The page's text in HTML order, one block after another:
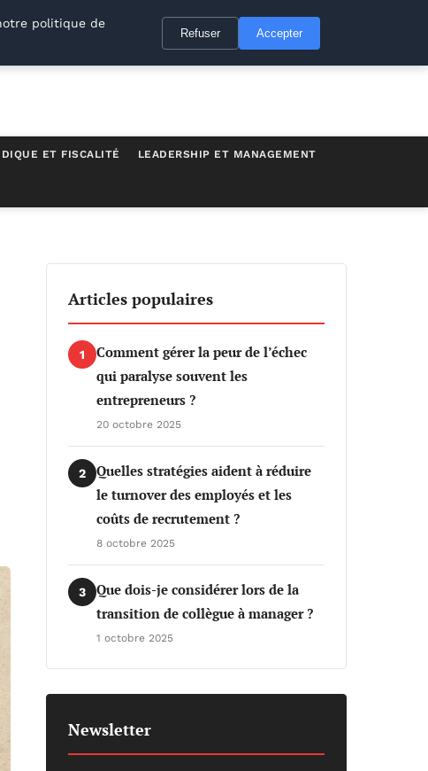
ET FISCALITÉ LEADERSHIP ET MANAGEMENT
Articles populaires
1
Comment gérer la peur de l’échec
qui paralyse souvent les
entrepreneurs ?
20 octobre 2025
2
Quelles stratégies aident à réduire
le turnover des employés et les
coûts de recrutement ?
8 octobre 2025
3
Que dois-je considérer lors de la
transition de collègue à manager ?
1 octobre 2025
Newsletter
politique de
Refuser Accepter